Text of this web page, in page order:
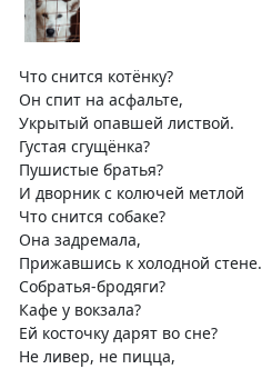
Что снится котёнку?
Он спит на асфальте,
Укрытый опавшей листвой.
Густая сгущёнка?
Пушистые братья?
И дворник с колючей метлой
Что снится собаке?
Она задремала,
Прижавшись к холодной стене.
Собратья-бродяги?
Кафе у вокзала?
Ей косточку дарят во сне?
Не ливер, не пицца,